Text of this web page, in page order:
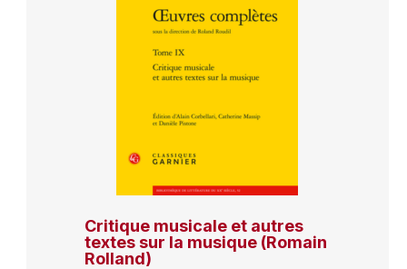
Critique musicale et autres
textes sur la musique (Romain
Rolland)